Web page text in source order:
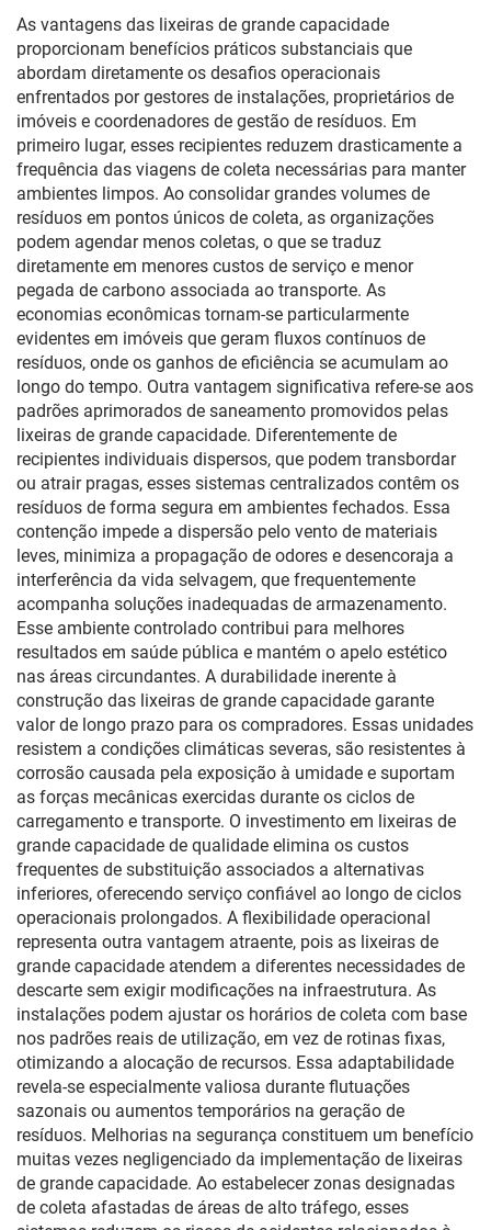
As vantagens das lixeiras de grande capacidade
proporcionam benefícios práticos substanciais que
abordam diretamente os desafios operacionais
enfrentados por gestores de instalações, proprietários de
imóveis e coordenadores de gestão de resíduos. Em
primeiro lugar, esses recipientes reduzem drasticamente a
frequência das viagens de coleta necessárias para manter
ambientes limpos. Ao consolidar grandes volumes de
resíduos em pontos únicos de coleta, as organizações
podem agendar menos coletas, o que se traduz
diretamente em menores custos de serviço e menor
pegada de carbono associada ao transporte. As
economias econômicas tornam-se particularmente
evidentes em imóveis que geram fluxos contínuos de
resíduos, onde os ganhos de eficiência se acumulam ao
longo do tempo. Outra vantagem significativa refere-se aos
padrões aprimorados de saneamento promovidos pelas
lixeiras de grande capacidade. Diferentemente de
recipientes individuais dispersos, que podem transbordar
ou atrair pragas, esses sistemas centralizados contêm os
resíduos de forma segura em ambientes fechados. Essa
contenção impede a dispersão pelo vento de materiais
leves, minimiza a propagação de odores e desencoraja a
interferência da vida selvagem, que frequentemente
acompanha soluções inadequadas de armazenamento.
Esse ambiente controlado contribui para melhores
resultados em saúde pública e mantém o apelo estético
nas áreas circundantes. A durabilidade inerente à
construção das lixeiras de grande capacidade garante
valor de longo prazo para os compradores. Essas unidades
resistem a condições climáticas severas, são resistentes à
corrosão causada pela exposição à umidade e suportam
as forças mecânicas exercidas durante os ciclos de
carregamento e transporte. O investimento em lixeiras de
grande capacidade de qualidade elimina os custos
frequentes de substituição associados a alternativas
inferiores, oferecendo serviço confiável ao longo de ciclos
operacionais prolongados. A flexibilidade operacional
representa outra vantagem atraente, pois as lixeiras de
grande capacidade atendem a diferentes necessidades de
descarte sem exigir modificações na infraestrutura. As
instalações podem ajustar os horários de coleta com base
nos padrões reais de utilização, em vez de rotinas fixas,
otimizando a alocação de recursos. Essa adaptabilidade
revela-se especialmente valiosa durante flutuações
sazonais ou aumentos temporários na geração de
resíduos. Melhorias na segurança constituem um benefício
muitas vezes negligenciado da implementação de lixeiras
de grande capacidade. Ao estabelecer zonas designadas
de coleta afastadas de áreas de alto tráfego, esses